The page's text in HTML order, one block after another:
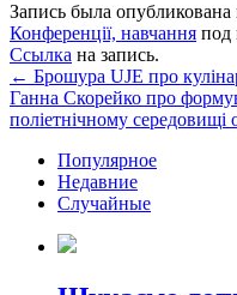
Запись была опубликована
Конференції, навчання под
Ссылка на запись.
Навигация
← Брошура UJE про
Ганна Скорейко про
поліетнічному середовищі
Популярное
Недавние
Случайные